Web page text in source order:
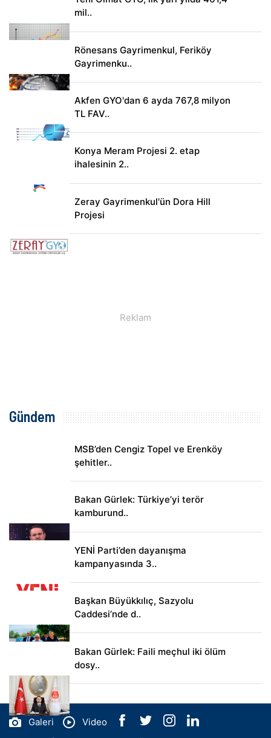
mil..
Rönesans Gayrimenkul, Feriköy
Gayrimenku..
Akfen GYO'dan 6 ayda 767,8 milyon
TL FAV..
Konya Meram Projesi 2. etap
ihalesinin 2..
Zeray Gayrimenkul'ün Dora Hill
Projesi
Gündem
MSB’den Cengiz Topel ve Erenköy
şehitler..
Bakan Gürlek: Türkiye’yi terör
kamburund..
YENİ Parti’den dayanışma
kampanyasında 3..
Başkan Büyükkılıç, Sazyolu
Caddesi’nde d..
Bakan Gürlek: Faili meçhul iki ölüm
dosy..
Galeri
Video